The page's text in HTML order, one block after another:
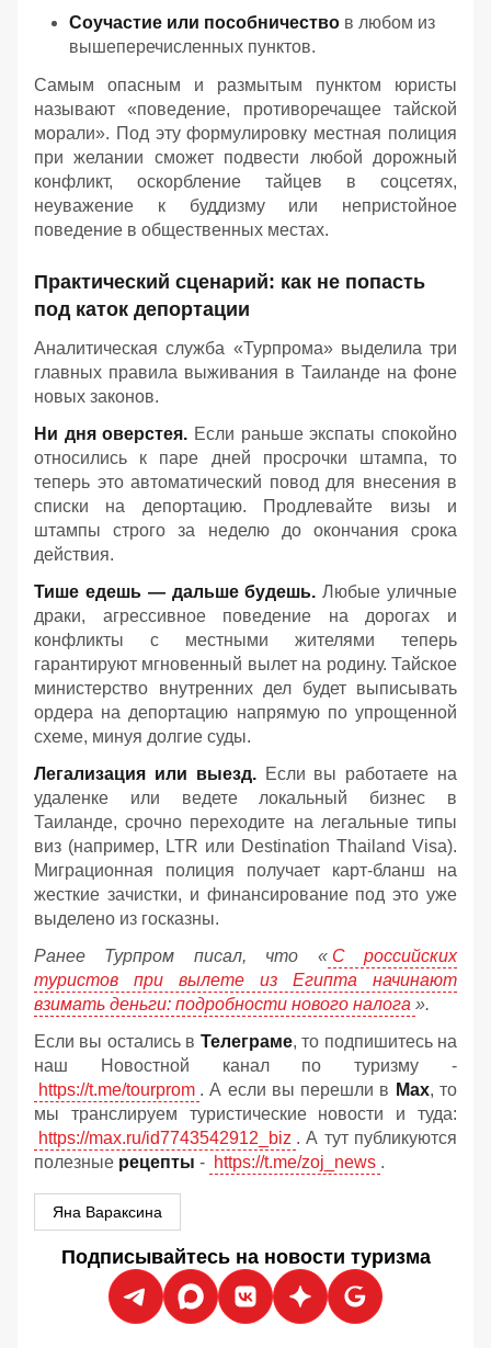
Соучастие или пособничество в любом из
вышеперечисленных пунктов.
Самым опасным и размытым пунктом юристы
называют «поведение, противоречащее тайской
морали». Под эту формулировку местная полиция
при желании сможет подвести любой дорожный
конфликт, оскорбление тайцев в соцсетях,
неуважение к буддизму или непристойное
поведение в общественных местах.
Практический сценарий: как не попасть
под каток депортации
Аналитическая служба «Турпрома» выделила три
главных правила выживания в Таиланде на фоне
новых законов.
Ни дня оверстея. Если раньше экспаты спокойно
относились к паре дней просрочки штампа, то
теперь это автоматический повод для внесения в
списки на депортацию. Продлевайте визы и
штампы строго за неделю до окончания срока
действия.
Тише едешь — дальше будешь. Любые уличные
драки, агрессивное поведение на дорогах и
конфликты с местными жителями теперь
гарантируют мгновенный вылет на родину. Тайское
министерство внутренних дел будет выписывать
ордера на депортацию напрямую по упрощенной
схеме, минуя долгие суды.
Легализация или выезд.Если вы работаете на
удаленке или ведете локальный бизнес в
Таиланде, срочно переходите на легальные типы
виз (например, LTR или Destination Thailand Visa).
Миграционная полиция получает карт-бланш на
жесткие зачистки, и финансирование под это уже
выделено из госказны.
Ранее Турпром писал, что « С российских
туристов при вылете из Египта начинают
взимать деньги: подробности нового налога ».
Если вы остались в Телеграме, то подпишитесь на
наш Новостной канал по туризму -
https://t.me/tourprom . А если вы перешли в Мах, то
мы транслируем туристические новости и туда:
https://max.ru/id7743542912_biz . А тут публикуются
полезные рецепты - https://t.me/zoj_news .
Яна Вараксина
Подписывайтесь на новости туризма